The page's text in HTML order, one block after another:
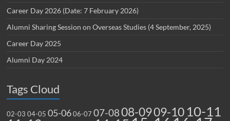
Career Day 2026 (Date: 7 February 2026)
Alumni Sharing Session on Overseas Studies (4 September, 2025)
Career Day 2025
Alumni Day 2024
Tags Cloud
02-03 04-05 05-06 06-07 07-0808-0909-10 10-11